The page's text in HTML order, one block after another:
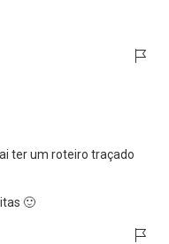
ter um roteiro traçado
🙂